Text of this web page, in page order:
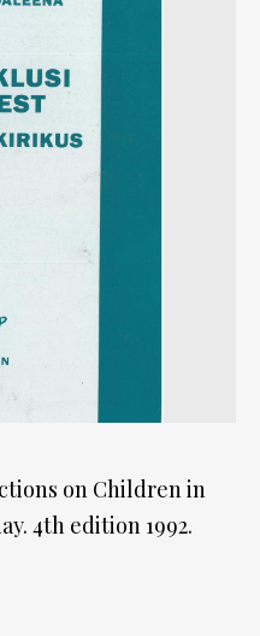
on Children in
4th edition 1992.